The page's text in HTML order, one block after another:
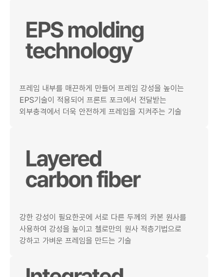
프레임 내부를 매끈하게 만들어 프레임 강성을 높이는
EPS기술이 적용되어 프론트 포크에서 전달받는
외부충격에서 더욱 안전하게 프레임을 지켜주는 기술
강한 강성이 필요한곳에 서로 다른 두께의 카본 원사를
사용하여 강성을 높이고 첼로만의 원사 적층기법으로
강하고 가벼운 프레임을 만드는 기술